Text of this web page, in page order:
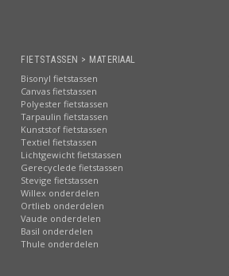
FIETSTASSEN > MATERIAAL
Bisonyl fietstassen
Canvas fietstassen
Polyester fietstassen
Tarpaulin fietstassen
Kunststof fietstassen
Textiel fietstassen
Lichtgewicht fietstassen
Gerecyclede fietstassen
Stevige fietstassen
Willex onderdelen
Ortlieb onderdelen
Vaude onderdelen
Basil onderdelen
Thule onderdelen